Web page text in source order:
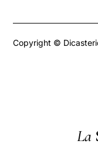
Copyright ©
La